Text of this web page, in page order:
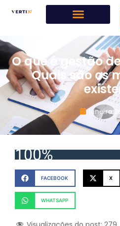
O que é gestão
Quais são os
janeiro
100%
FACEBOOK X
WHATSAPP